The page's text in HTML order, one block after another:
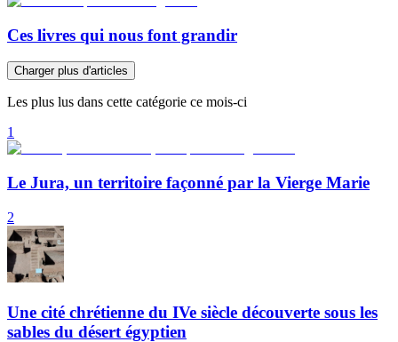
Ces livres qui nous font grandir
Charger plus d'articles
Les plus lus dans cette catégorie ce mois-ci
1
Le Jura, un territoire façonné par la Vierge Marie
2
Une cité chrétienne du IVe siècle découverte sous les
sables du désert égyptien